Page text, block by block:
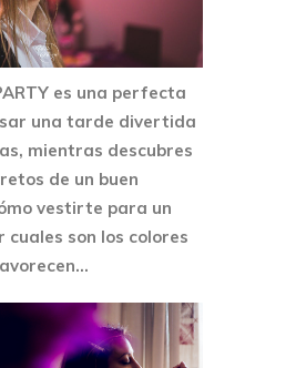
es una perfecta
una tarde divertida
mientras descubres
de un buen
vestirte para un
cuales son los colores